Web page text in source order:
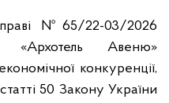
№ 65/22-03/2026
Авеню»
конкуренції,
50 Закону України